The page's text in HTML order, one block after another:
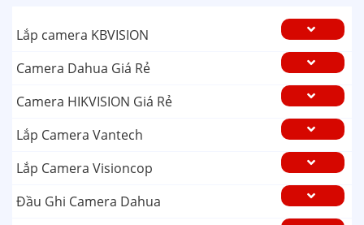
Lắp camera KBVISION
Camera Dahua Giá Rẻ
Camera HIKVISION Giá Rẻ
Lắp Camera Vantech
Lắp Camera Visioncop
Đầu Ghi Camera Dahua